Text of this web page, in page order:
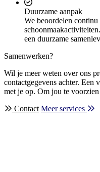
Duurzame aanpak
We beoordelen
een duurzame
Samenwerken?
Wil je meer weten over ons
contactgegevens achter. Een
met je op. Om jou te voorzien
Contact Meer services